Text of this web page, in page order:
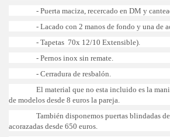
- Puerta maciza, recercado en DM y
- Lacado con 2 manos de fondo y una de
- Tapetas 70x 12/10 Extensible).
- Pernos inox sin remate.
- Cerradura de resbalón.
El material que no esta incluido es la
de modelos desde 8 euros la pareja.
También disponemos puertas blindadas
acorazadas desde 650 euros.